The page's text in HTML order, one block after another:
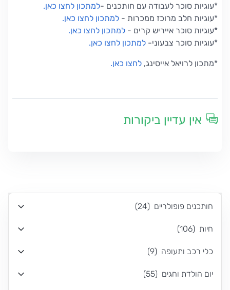
*עוגיות סוכר לעבודה עם חותכנים -למתכון לחצו כאן.
*עוגיות חלב מרוכז ממכרות - למתכון לחצו כאן.
*עוגיות סוכר אייריש קרים - למתכון לחצו כאן.
*עוגיות סוכר צבעוני- למתכון לחצו כאן.
*מתכון לרויאל אייסינג, לחצו כאן.
אין עדיין ביקורות
חותכנים פופולריים (
24
)
חיות (
106
)
כלי רכב ותעופה (
9
)
יום הולדת וחגים (
55
)